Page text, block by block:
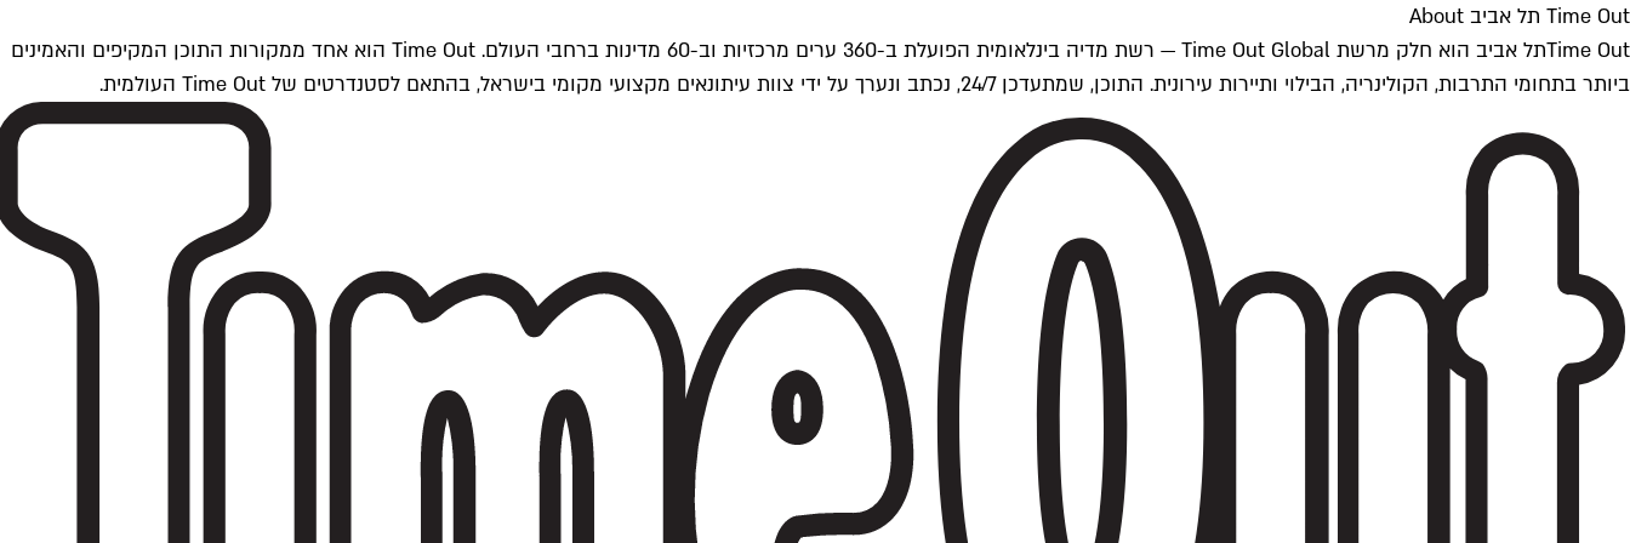
Time Out תל אביב About
Time Outתל אביב הוא חלק מרשת Time Out Global — רשת מדיה בינלאומית הפועלת ב-360 ערים מרכזיות וב-60 מדינות ברחבי העולם. Time Out הוא אחד ממקורות התוכן המקיפים והאמינים
ביותר בתחומי התרבות, הקולינריה, הבילוי ותיירות עירונית. התוכן, שמתעדכן 24/7, נכתב ונערך על ידי צוות עיתונאים מקצועי מקומי בישראל, בהתאם לסטנדרטים של Time Out העולמית.